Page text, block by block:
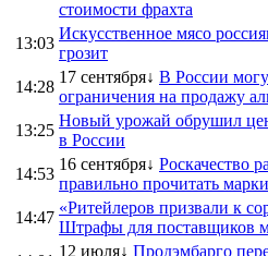
стоимости фрахта
13:03
Искусственное мясо
грозит
14:28
17 сентября↓ В России
ограничения на продажу
13:25
Новый урожай обрушил
в России
14:53
16 сентября↓ Роскачество
правильно прочитать
14:47
«Ритейлеров призвали к
Штрафы для поставщиков
12 июля↓ Продэмбарго